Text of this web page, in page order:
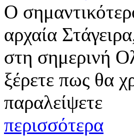
Ο
αρχαία
στη σημερινή
ξέρετε πως θα
παραλείψετε
περισσότερα